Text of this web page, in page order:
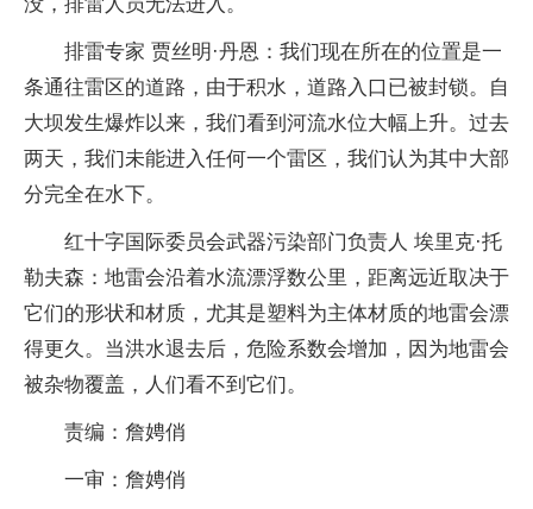
排雷专家 贾丝明·丹恩：我们现在所在的位置是一
条通往雷区的道路，由于积水，道路入口已被封锁。自
大坝发生爆炸以来，我们看到河流水位大幅上升。过去
两天，我们未能进入任何一个雷区，我们认为其中大部
分完全在水下。
红十字国际委员会武器污染部门负责人 埃里克·托
勒夫森：地雷会沿着水流漂浮数公里，距离远近取决于
它们的形状和材质，尤其是塑料为主体材质的地雷会漂
得更久。当洪水退去后，危险系数会增加，因为地雷会
被杂物覆盖，人们看不到它们。
责编：詹娉俏
一审：詹娉俏